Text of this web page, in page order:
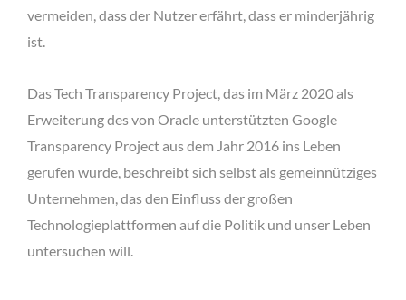
vermeiden, dass der Nutzer erfährt, dass er minderjährig
ist.
Das Tech Transparency Project, das im März 2020 als
Erweiterung des von Oracle unterstützten Google
Transparency Project aus dem Jahr 2016 ins Leben
gerufen wurde, beschreibt sich selbst als gemeinnütziges
Unternehmen, das den Einfluss der großen
Technologieplattformen auf die Politik und unser Leben
untersuchen will.